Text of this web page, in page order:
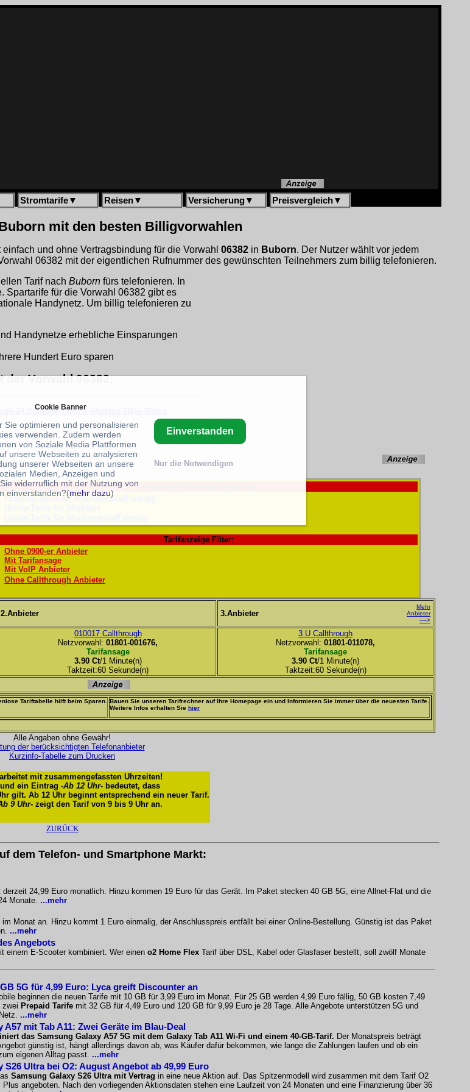
Stromtarife▼ Reisen▼ Versicherung▼ Preisvergleich▼
mit den besten Billigvorwahlen
und ohne Vertragsbindung für die Vorwahl 06382 in Buborn. Der Nutzer wählt vor jedem
06382 mit der eigentlichen Rufnummer des gewünschten Teilnehmers zum billig telefonieren.
Tarif nach Buborn fürs telefonieren. In
Spartarife für die Vorwahl 06382 gibt es
Handynetz. Um billig telefonieren zu
Handynetze erhebliche Einsparungen
Hundert Euro sparen
Vorwahl 06382:
24 Stunden-Tabelle-Werktag-1Min-3Rang
Festnetz-Tarife für Wochenende/Feiertag
Tarifanzeige Filter:
Ohne 0900-er Anbieter
Mit Tarifansage
Mit VoIP Anbieter
Ohne Callthrough Anbieter
2.Anbieter 3.Anbieter
Mehr
Anbieter
---->
010017 Callthrough
Netzvorwahl: 01801-001676,
Tarifansage
3.90 Ct/1 Minute(n)
Taktzeit:60 Sekunde(n)
3 U Callthrough
Netzvorwahl: 01801-011078,
Tarifansage
3.90 Ct/1 Minute(n)
Taktzeit:60 Sekunde(n)
Tariftabelle hilft beim Sparen.
Bauen Sie unseren Tarifrechner auf Ihre Homepage ein und Informieren Sie immer über die neuesten Tarife.
Weitere Infos erhalten Sie hier
Alle Angaben ohne Gewähr!
der berücksichtigten Telefonanbieter
Kurzinfo-Tabelle zum Drucken
mit zusammengefassten Uhrzeiten!
ein Eintrag -Ab 12 Uhr- bedeutet, dass
gilt. Ab 12 Uhr beginnt entsprechend ein neuer Tarif.
9 Uhr- zeigt den Tarif von 9 bis 9 Uhr an.
ZURÜCK
dem Telefon- und Smartphone Markt:
24,99 Euro monatlich. Hinzu kommen 19 Euro für das Gerät. Im Paket stecken 40 GB 5G, eine Allnet-Flat und die
Monate. ...mehr
Monat an. Hinzu kommt 1 Euro einmalig, der Anschlusspreis entfällt bei einer Online-Bestellung. Günstig ist das Paket
...mehr
Angebots
einem E-Scooter kombiniert. Wer einen o2 Home Flex Tarif über DSL, Kabel oder Glasfaser bestellt, soll zwölf Monate
5G für 4,99 Euro: Lyca greift Discounter an
beginnen die neuen Tarife mit 10 GB für 3,99 Euro im Monat. Für 25 GB werden 4,99 Euro fällig, 50 GB kosten 7,49
zwei Prepaid Tarife mit 32 GB für 4,49 Euro und 120 GB für 9,99 Euro je 28 Tage. Alle Angebote unterstützen 5G und
...mehr
A57 mit Tab A11: Zwei Geräte im Blau-Deal
das Samsung Galaxy A57 5G mit dem Galaxy Tab A11 Wi-Fi und einem 40-GB-Tarif. Der Monatspreis beträgt
günstig ist, hängt allerdings davon ab, was Käufer dafür bekommen, wie lange die Zahlungen laufen und ob ein
eigenen Alltag passt. ...mehr
S26 Ultra bei O2: August Angebot ab 49,99 Euro
Samsung Galaxy S26 Ultra mit Vertrag in eine neue Aktion auf. Das Spitzenmodell wird zusammen mit dem Tarif O2
Plus angeboten. Nach den vorliegenden Aktionsdaten stehen eine Laufzeit von 24 Monaten und eine Finanzierung über 36
Cookie Banner
Sie optimieren und personalisieren
verwenden. Zudem werden
von Soziale Media Plattformen
unsere Webseiten zu analysieren
unserer Webseiten an unsere
Medien, Anzeigen und
widerruflich mit der Nutzung von
einverstanden?(mehr dazu)
Einverstanden
Nur die Notwendigen